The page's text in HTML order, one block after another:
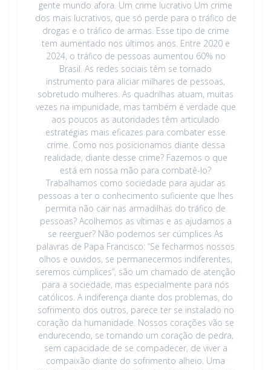
gente mundo afora. Um crime lucrativo Um crime
dos mais lucrativos, que só perde para o tráfico de
drogas e o tráfico de armas. Esse tipo de crime
tem aumentado nos últimos anos. Entre 2020 e
2024, o tráfico de pessoas aumentou 60% no
Brasil. As redes sociais têm se tornado
instrumento para aliciar milhares de pessoas,
sobretudo mulheres. As quadrilhas atuam, muitas
vezes na impunidade, mas também é verdade que
aos poucos as autoridades têm articulado
estratégias mais eficazes para combater esse
crime. Como nos posicionamos diante dessa
realidade, diante desse crime? Fazemos o que
está em nossa mão para combatê-lo?
Trabalhamos como sociedade para ajudar as
pessoas a ter o conhecimento suficiente que lhes
permita não cair nas armadilhas do tráfico de
pessoas? Acolhemos as vítimas e as ajudamos a
se reerguer? Não podemos ser cúmplices As
palavras de Papa Francisco: “Se fecharmos nossos
olhos e ouvidos, se permanecermos indiferentes,
seremos cúmplices”, são um chamado de atenção
para a sociedade, mas especialmente para nós
católicos. A indiferença diante dos problemas, do
sofrimento dos outros, parece ter se instalado no
coração da humanidade. Nossos corações vão se
endurecendo, se tornando um coração de pedra,
sem capacidade de se compadecer, de viver a
compaixão diante do sofrimento alheio. Uma